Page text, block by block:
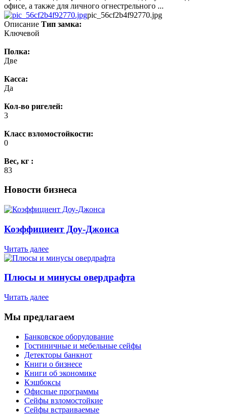
офисе, а также для личного огнестрельного ...
pic_56cf2b4f92770.jpg
Описание Тип замка:
Ключевой
Полка:
Две
Касса:
Да
Кол-во ригелей:
3
Класс взломостойкости:
0
Вес, кг :
83
Новости бизнеса
Коэффициент Доу-Джонса
Читать далее
Плюсы и минусы овердрафта
Читать далее
Мы предлагаем
Банковское оборудование
Гостиничные и мебельные сейфы
Детекторы банкнот
Книги о бизнесе
Книги об экономике
Кэшбоксы
Офисные программы
Сейфы взломостойкие
Сейфы встраиваемые